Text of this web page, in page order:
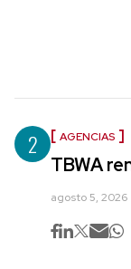
2 AGENCIAS
TBWA
agosto 5, 2026